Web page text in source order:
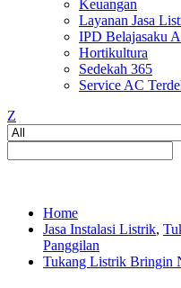
Keuangan
Layanan Jasa
IPD Belajasaku
Hortikultura
Sedekah 365
Service AC
Z
Home
Jasa Instalasi Listrik,
Panggilan
Tukang Listrik Bringin